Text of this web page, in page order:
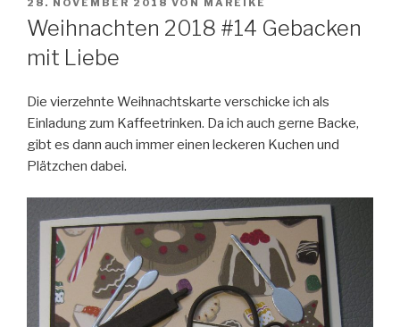
AM
28. NOVEMBER 2018 VON MAREIKE
Weihnachten 2018 #14 Gebacken
mit Liebe
Die vierzehnte Weihnachtskarte verschicke ich als
Einladung zum Kaffeetrinken. Da ich auch gerne Backe,
gibt es dann auch immer einen leckeren Kuchen und
Plätzchen dabei.